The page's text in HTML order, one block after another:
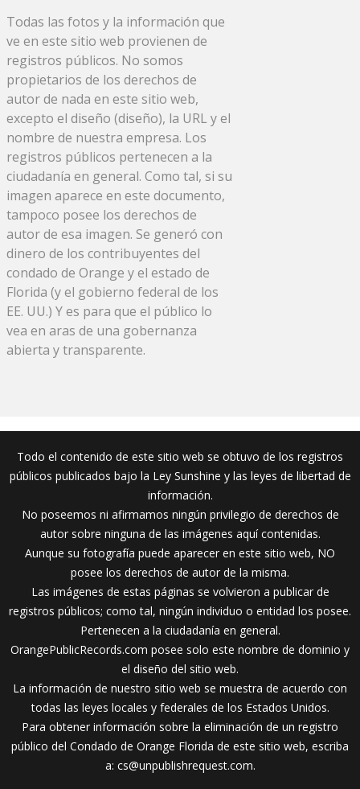
Todas las fotos y la información que
ve en este sitio web provienen de
registros públicos. No somos
propietarios de los derechos de
autor de nada en este sitio web,
excepto el diseño (diseño), la URL y el
nombre de nuestra empresa. Los
registros públicos pertenecen a la
ciudadanía en general. Como tal, si su
imagen aparece en este documento,
tampoco posee los derechos de
autor de esa imagen. Se generó con
dinero de los contribuyentes del
condado de Orange y el estado de
Florida (y el gobierno federal de los
EE. UU.) Y es para que el público lo
vea en aras de una gobernanza
abierta y transparente.
Todo el contenido de este sitio web se obtuvo de los registros
públicos publicados bajo la Ley Sunshine y las leyes de libertad de
información.
No poseemos ni afirmamos ningún privilegio de derechos de
autor sobre ninguna de las imágenes aquí contenidas.
Aunque su fotografía puede aparecer en este sitio web, NO
posee los derechos de autor de la misma.
Las imágenes de estas páginas se volvieron a publicar de
registros públicos; como tal, ningún individuo o entidad los posee.
Pertenecen a la ciudadanía en general.
OrangePublicRecords.com posee solo este nombre de dominio y
el diseño del sitio web.
La información de nuestro sitio web se muestra de acuerdo con
todas las leyes locales y federales de los Estados Unidos.
Para obtener información sobre la eliminación de un registro
público del Condado de Orange Florida de este sitio web, escriba
a: cs@unpublishrequest.com.